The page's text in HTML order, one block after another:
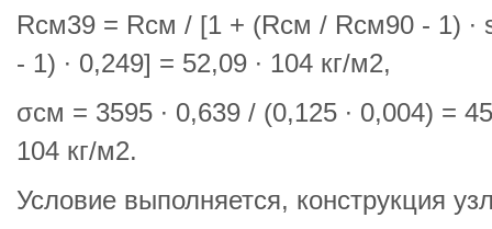
Rcм39 = Rcм / [1 + (Rcм / Rcм90 - 1) ∙
- 1) ∙ 0,249] = 52,09 ∙ 104 кг/м2,
σсм = 3595 ∙ 0,639 / (0,125 ∙ 0,004) =
104 кг/м2.
Условие выполняется, конструкция